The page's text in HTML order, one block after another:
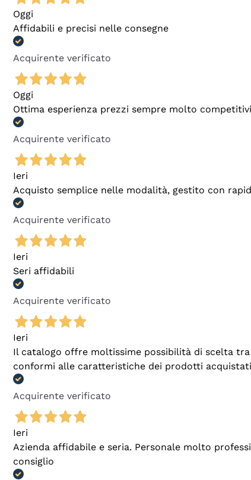
Oggi
Affidabili e precisi nelle consegne
Acquirente verificato
Oggi
Ottima esperienza prezzi sempre molto
Acquirente verificato
Ieri
Acquisto semplice nelle modalità, gestito con
Acquirente verificato
Ieri
Seri affidabili
Acquirente verificato
Ieri
Il catalogo offre moltissime possibilità di scelta
conformi alle caratteristiche dei prodotti acquistati
Acquirente verificato
Ieri
Azienda affidabile e seria. Personale molto
consiglio